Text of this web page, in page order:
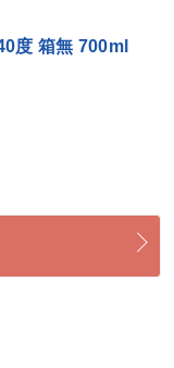
度 箱無 700ml